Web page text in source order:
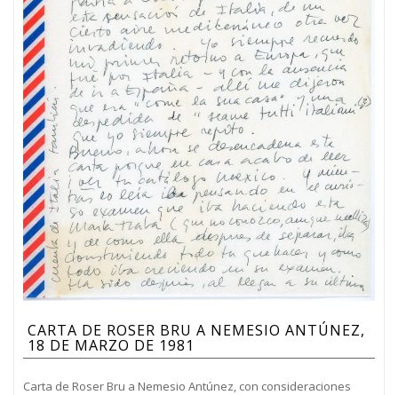
CARTA DE ROSER BRU A NEMESIO ANTÚNEZ,
18 DE MARZO DE 1981
Carta de Roser Bru a Nemesio Antúnez, con consideraciones